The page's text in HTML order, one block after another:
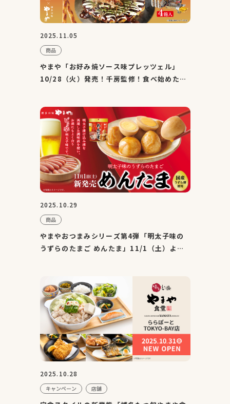
2025.11.05
商品
やまや「お好み焼ソース味プレッツェル」
10/28（火）発売！千房監修！食べ始めたら
2025.10.29
商品
やまやおつまみシリーズ第4弾「明太子味の
うずらのたまご めんたま」11/1（土）より
2025.10.28
キャンペーン 店舗